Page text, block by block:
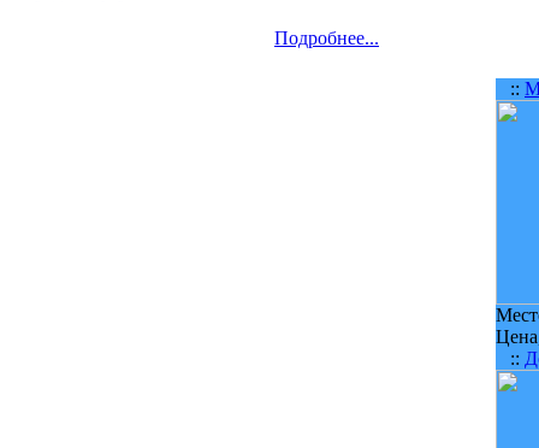
Подробнее...
::
::